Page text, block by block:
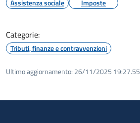
Assistenza sociale Imposte
Categorie:
Tributi, finanze e contravvenzioni
Ultimo aggiornamento: 26/11/2025 19:27.55